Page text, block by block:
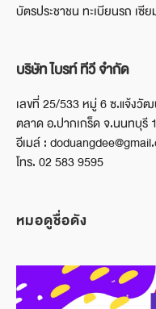
บัตรประชาชน ทะเบียนรถ เ
บริษัท ไบรท์ ทีวี จำกัด
เลขที่ 25/533 หมู่ 6 ซ.แจ้งวั
ตลาด อ.ปากเกร็ด จ.นนทบุรี
อีเมล์ :
โทร. 02 583 9595
หมอดูชื่อดัง